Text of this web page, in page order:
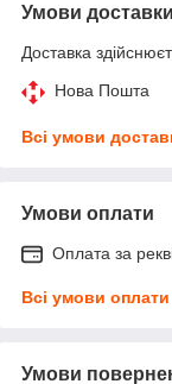
Умови доставки
Доставка
Нова Пошта
Всі умови
Умови оплати
Оплата за
Всі умови оплати
Умови